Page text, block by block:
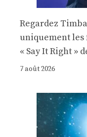
Regardez
uniquement les
« Say It Right »
7 août 2026